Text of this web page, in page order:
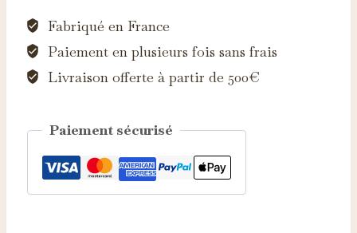
Fabriqué en France
Paiement en plusieurs fois sans frais
Livraison offerte à partir de 500€
Paiement sécurisé